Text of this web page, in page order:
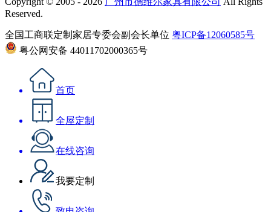
Reserved.
全国工商联定制家居专委会副会长单位 粤ICP备12060585号
粤公网安备 44011702000365号
首页
全屋定制
在线咨询
我要定制